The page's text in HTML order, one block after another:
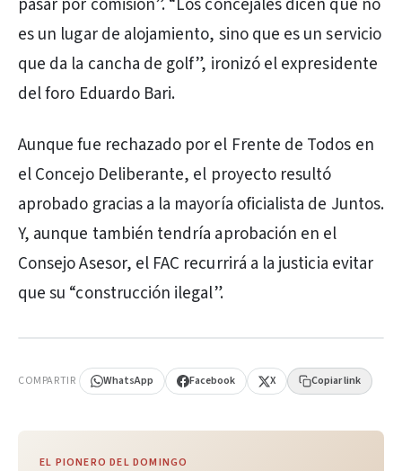
pasar por comisión”. “Los concejales dicen que no
es un lugar de alojamiento, sino que es un servicio
que da la cancha de golf”, ironizó el expresidente
del foro Eduardo Bari.
Aunque fue rechazado por el Frente de Todos en
el Concejo Deliberante, el proyecto resultó
aprobado gracias a la mayoría oficialista de Juntos.
Y, aunque también tendría aprobación en el
Consejo Asesor, el FAC recurrirá a la justicia evitar
que su “construcción ilegal”.
COMPARTIR WhatsApp Facebook X Copiar link
EL PIONERO DEL DOMINGO